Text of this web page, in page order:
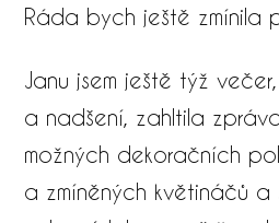
Ráda bych ještě zmínila
Janu jsem ještě týž
a nadšení, zahltila
možných dekoračních
a zmíněných květináčů